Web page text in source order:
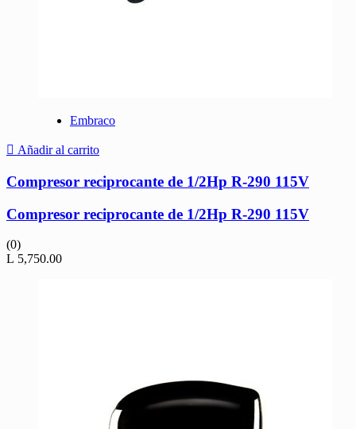
Embraco
Añadir al carrito
Compresor reciprocante de 1/2Hp R-290 115V
Compresor reciprocante de 1/2Hp R-290 115V
(0)
L 5,750.00